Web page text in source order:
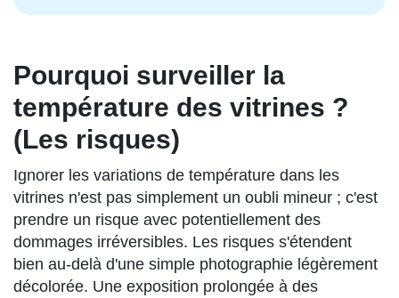
Pourquoi surveiller la
température des vitrines ?
(Les risques)
Ignorer les variations de température dans les
vitrines n'est pas simplement un oubli mineur ; c'est
prendre un risque avec potentiellement des
dommages irréversibles. Les risques s'étendent
bien au-delà d'une simple photographie légèrement
décolorée. Une exposition prolongée à des